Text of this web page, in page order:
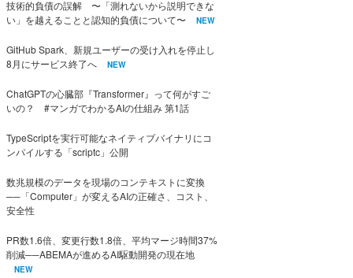
技術的負債の誤解 〜「測れないから説明できな
い」を越えることと認知的負債について〜
NEW
GitHub Spark、新規ユーザーの受け入れを停止し
8月にサービス終了へ
NEW
ChatGPTの心臓部『Transformer』って何がすご
いの？ #マンガでわかるAIの仕組み 第1話
TypeScriptを実行可能なネイティブバイナリにコ
ンパイルする「scriptc」公開
数兆規模のデータを現場のコンテキストに変換
──「Computer」が変えるAIの正確さ、コスト、
安全性
PR数1.6倍、変更行数1.8倍、平均マージ時間37%
削減──ABEMAが進めるAI駆動開発の現在地
NEW